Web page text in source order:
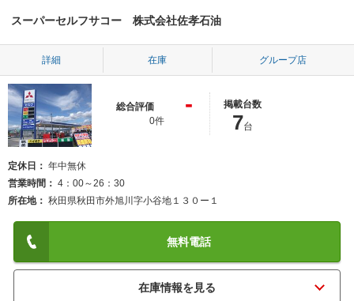
スーパーセルフサコー 株式会社佐孝石油
詳細 在庫 グループ店
総合評価 -
0件
掲載台数
7台
定休日
年中無休
営業時間
4：00～26：30
所在地
秋田県秋田市外旭川字小谷地１３０ー１
無料電話